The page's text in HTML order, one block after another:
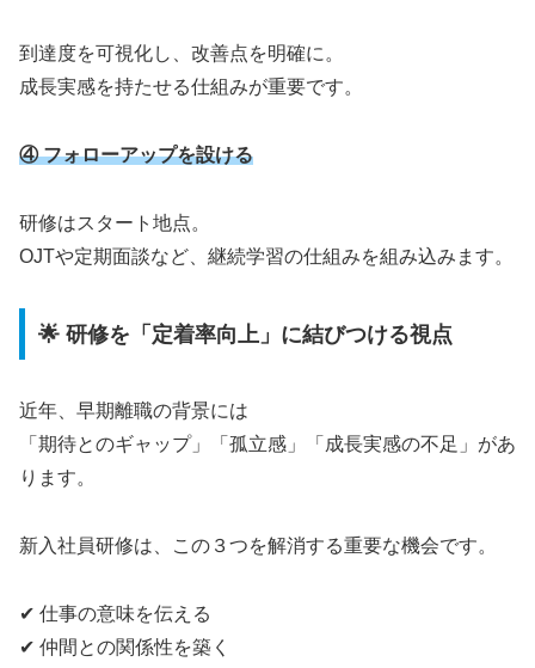
到達度を可視化し、改善点を明確に。
成長実感を持たせる仕組みが重要です。
④ フォローアップを設ける
研修はスタート地点。
OJTや定期面談など、継続学習の仕組みを組み込みます。
🌟 研修を「定着率向上」に結びつける視点
近年、早期離職の背景には
「期待とのギャップ」「孤立感」「成長実感の不足」があ
ります。
新入社員研修は、この３つを解消する重要な機会です。
✔ 仕事の意味を伝える
✔ 仲間との関係性を築く